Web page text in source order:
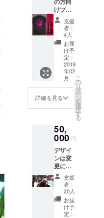
ク・ホ
ワイ
ト）か
らお選
びくだ
さい。.
※支援時
に備考
フォー
ムがご
ざいま
すの
の色と
サイズ
を必ず
ご入力
いただ
きます
ようお
願いい
たしま
す
けプラ
ン】デ
ザイン
は変更
になる
場合が
ござい
ます。
シャツ
は（サ
イズS・
M・L）
（色ブ
ラッ
ワイ
ト）か
らお選
びくだ
さい。
※支援時
に備考
フォー
ムがご
ざいま
すの
支援
者：
4人
お届
け予
定：
2019
年02
月
詳細を見る
こ
の
リ
タ
ー
ン
を
選
択
す
る
50,
000 円
デザイ
ンは変
更にな
る場合
がござ
いま
す。お
披露目
会は2月
支援
者：
20人
お届
け予
定：